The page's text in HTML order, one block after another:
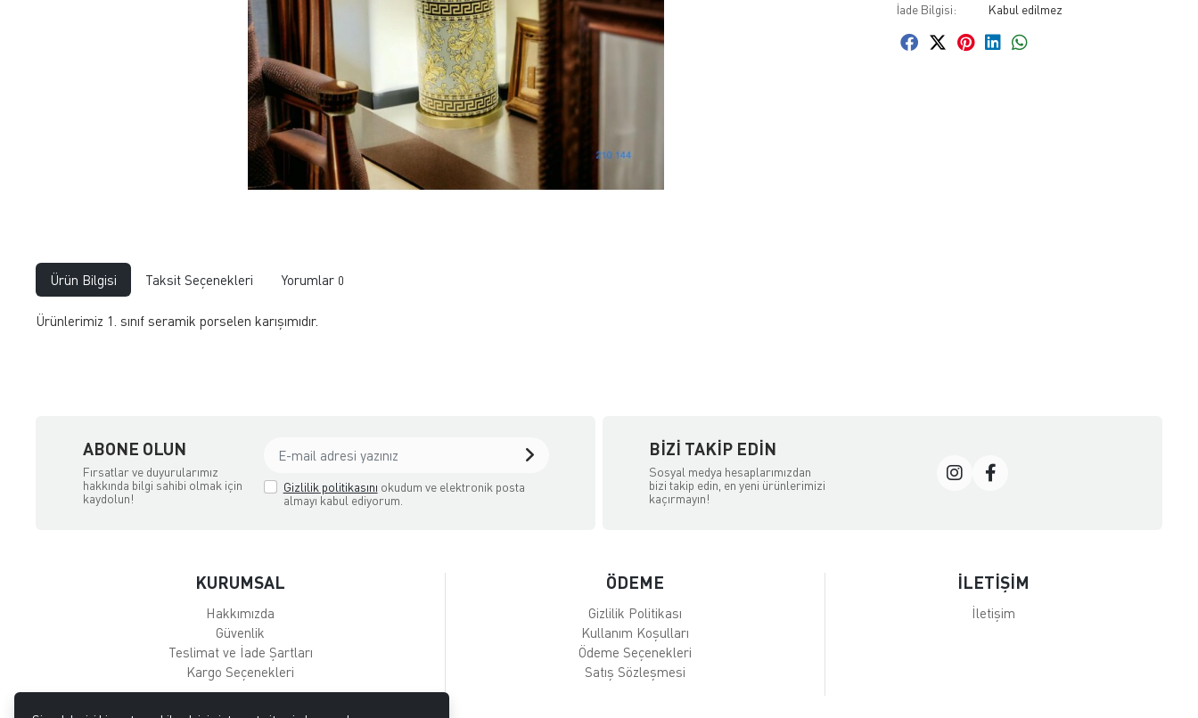
İade Bilgisi:
Ürün Bilgisi Taksit Seçenekleri Yorumlar 0
Ürünlerimiz 1. sınıf seramik porselen karışımıdır.
ABONE OLUN
Fırsatlar ve duyurularımız
hakkında bilgi sahibi olmak için
kaydolun!
Gizlilik politikasını okudum ve elektronik posta
almayı kabul ediyorum.
BIZI TAKIP EDIN
Sosyal medya hesaplarımızdan
bizi takip edin, en yeni ürünlerimizi
kaçırmayın!
KURUMSAL
Hakkımızda
Güvenlik
Teslimat ve İade Şartları
Kargo Seçenekleri
ÖDEME
Gizlilik Politikası
Kullanım Koşulları
Ödeme Seçenekleri
Satış Sözleşmesi
İLETİŞİM
İletişim